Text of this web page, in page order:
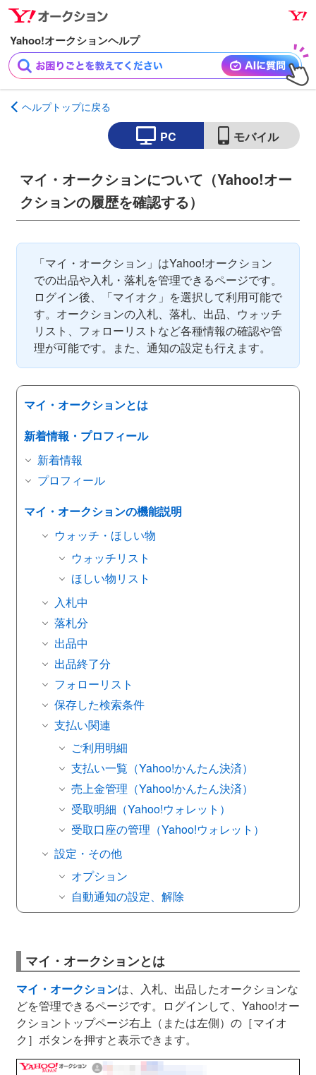
ナ
ビ
ゲ
ー
シ
ョ
ン
メ
イ
ン
コ
ン
テ
ン
プ
ヘルプトップに戻る
PC モバイル
マイ・オークションについて（Yahoo!オー
クションの履歴を確認する）
「マイ・オークション」はYahoo!オークション
での出品や入札・落札を管理できるページです。
ログイン後、「マイオク」を選択して利用可能で
す。オークションの入札、落札、出品、ウォッチ
リスト、フォローリストなど各種情報の確認や管
理が可能です。また、通知の設定も行えます。
マイ・オークションとは
新着情報・プロフィール
新着情報
プロフィール
マイ・オークションの機能説明
ウォッチ・ほしい物
ウォッチリスト
ほしい物リスト
入札中
落札分
出品中
出品終了分
フォローリスト
保存した検索条件
支払い関連
ご利用明細
支払い一覧（Yahoo!かんたん決済）
売上金管理（Yahoo!かんたん決済）
受取明細（Yahoo!ウォレット）
受取口座の管理（Yahoo!ウォレット）
設定・その他
オプション
自動通知の設定、解除
マイ・オークションとは
マイ・オークションは、入札、出品したオークションな
どを管理できるページです。ログインして、Yahoo!オー
クショントップページ右上（または左側）の［マイオ
ク］ボタンを押すと表示できます。